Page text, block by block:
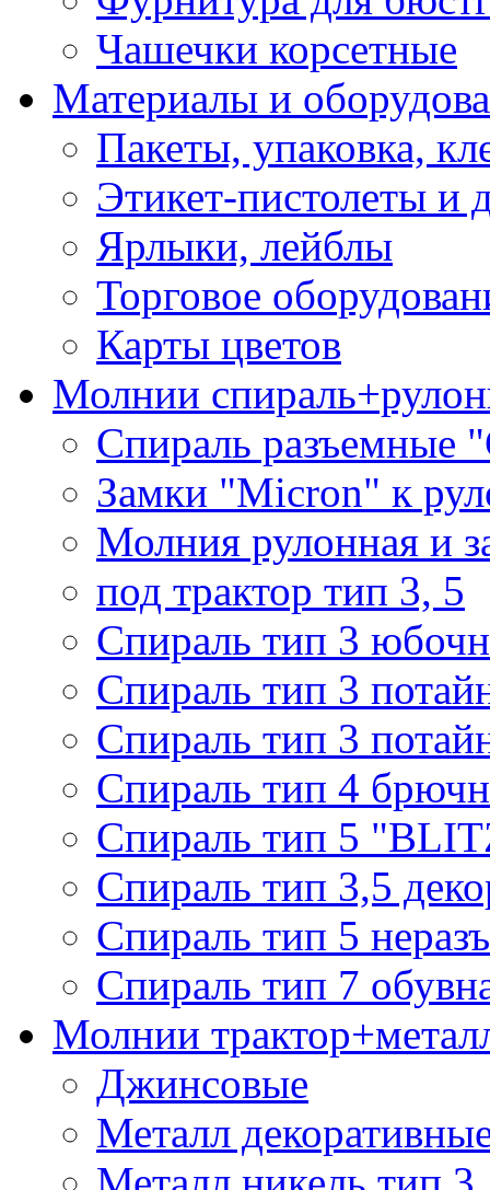
Чашечки корсетные
Материалы и
Пакеты, упаковка,
Этикет-пистолеты и
Ярлыки, лейблы
Торговое
Карты цветов
Молнии
Спираль разъемные
Замки "Micron" к
Молния рулонная и
под трактор тип 3, 5
Спираль тип 3
Спираль тип 3
Спираль тип 3
Спираль тип 4
Спираль тип 5
Спираль тип 3,5
Спираль тип 5
Спираль тип 7
Молнии
Джинсовые
Металл